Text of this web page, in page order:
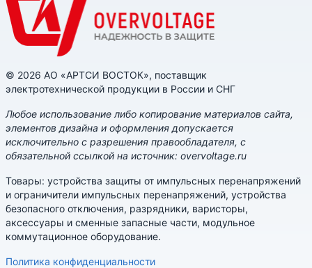
© 2026 АО «АРТСИ ВОСТОК», поставщик
электротехнической продукции в России и СНГ
Любое использование либо копирование материалов сайта,
элементов дизайна и оформления допускается
исключительно с разрешения правообладателя, с
обязательной ссылкой на источник: overvoltage.ru
Товары: устройства защиты от импульсных перенапряжений
и ограничители импульсных перенапряжений, устройства
безопасного отключения, разрядники, варисторы,
аксессуары и сменные запасные части, модульное
коммутационное оборудование.
Политика конфиденциальности